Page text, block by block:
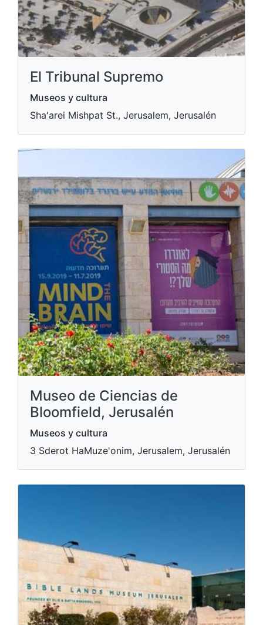
El Tribunal Supremo
Museos y cultura
Sha'arei Mishpat St., Jerusalem, Jerusalén
Museo de Ciencias de
Bloomfield, Jerusalén
Museos y cultura
3 Sderot HaMuze'onim, Jerusalem, Jerusalén